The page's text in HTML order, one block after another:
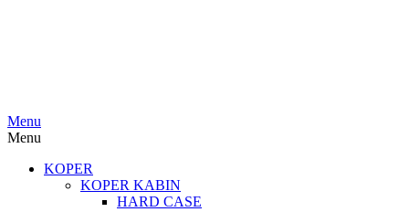
Menu
Menu
KOPER
KOPER KABIN
HARD CASE